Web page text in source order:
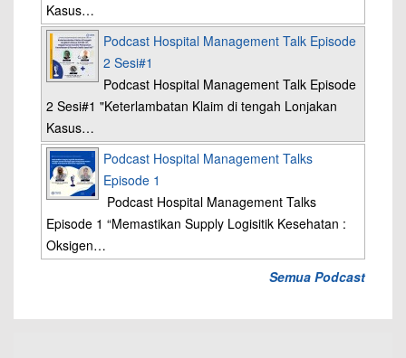
Kasus…
Podcast Hospital Management Talk Episode
2 Sesi#1
Podcast Hospital Management Talk Episode
2 Sesi#1 "Keterlambatan Klaim di tengah Lonjakan
Kasus…
Podcast Hospital Management Talks
Episode 1
Podcast Hospital Management Talks
Episode 1 “Memastikan Supply Logisitik Kesehatan :
Oksigen…
Semua Podcast